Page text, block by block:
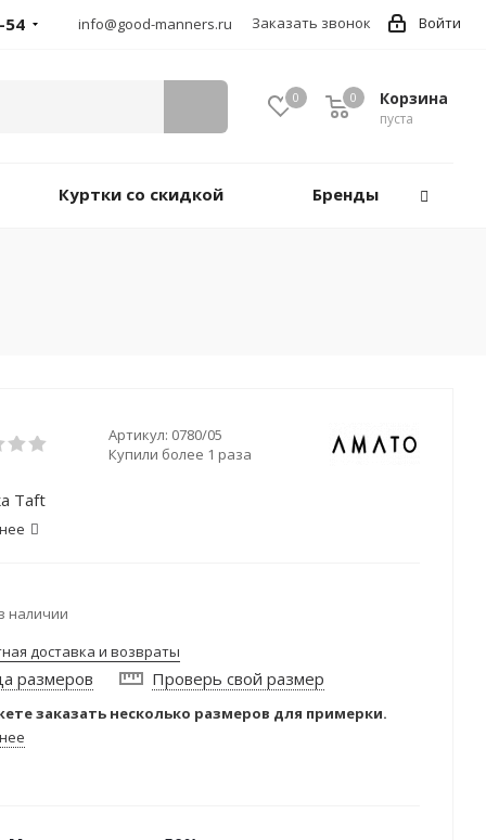
Войти
54 info@good-manners.ru Заказать звонок
0 Корзина
пуста
0
Куртки со скидкой Бренды
Артикул: 0780/05
Купили более 1 раза
Taft
наличии
доставка и возвраты
размеров Проверь свой размер
заказать несколько размеров для примерки.